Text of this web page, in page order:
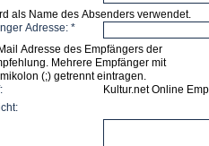
als Name des Absenders verwendet.
Adresse: *
Adresse des Empfängers der
Mehrere Empfänger mit
(;) getrennt eintragen.
Kultur.net Online